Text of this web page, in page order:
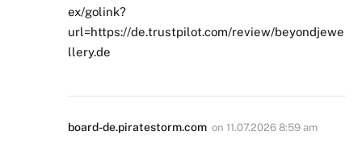
ex/golink?
url=https://de.trustpilot.com/review/beyondjewe
llery.de
board-de.piratestorm.com on 11.07.2026 8:59 am